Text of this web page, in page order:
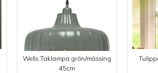
Wells Taklampa grön/mässing
45cm